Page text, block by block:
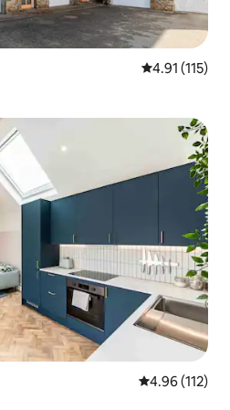
從 115 則評價
4.91 (115)
從 112 則評價
4.96 (112)